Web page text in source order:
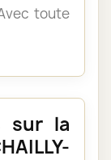
toute
sur la